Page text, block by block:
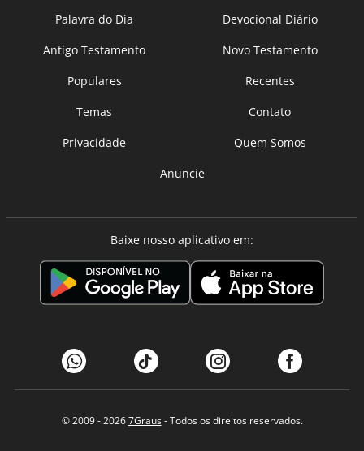
Palavra do Dia
Devocional Diário
Antigo Testamento
Novo Testamento
Populares
Recentes
Temas
Contato
Privacidade
Quem Somos
Anuncie
Baixe nosso aplicativo em:
© 2009 - 20267Graus- Todos os direitos reservados.